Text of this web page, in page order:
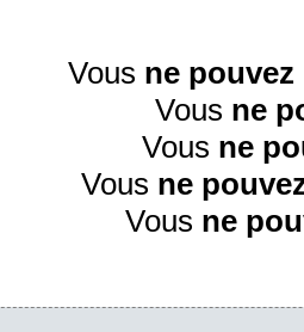
Vous ne pouvez
Vous ne
Vous ne
Vous ne
Vous ne